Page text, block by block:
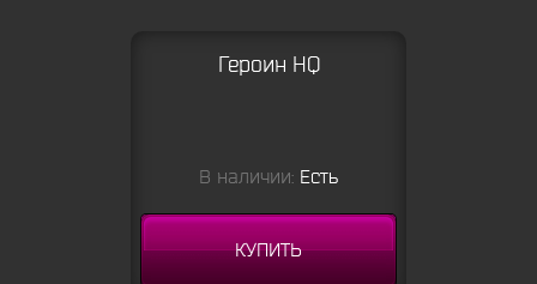
Героин HQ
В наличии: Есть
КУПИТЬ